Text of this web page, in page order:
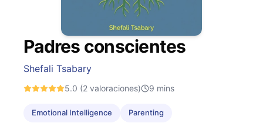
Padres conscientes
Shefali Tsabary
5.0 (2 valoraciones) 9 mins
Emotional Intelligence Parenting